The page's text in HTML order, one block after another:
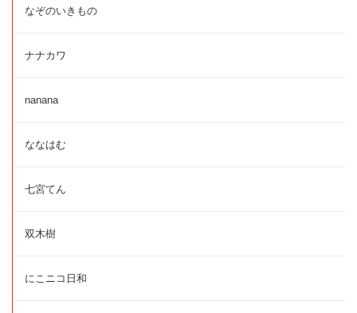
なぞのいきもの
ナナカワ
nanana
ななはむ
七宮てん
双木樹
にこニコ日和